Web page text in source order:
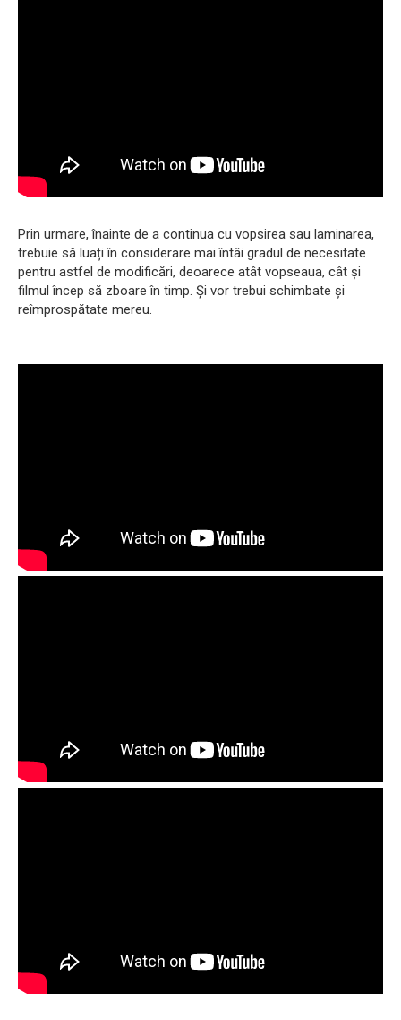
Prin urmare, înainte de a continua cu vopsirea sau laminarea,
trebuie să luați în considerare mai întâi gradul de necesitate
pentru astfel de modificări, deoarece atât vopseaua, cât și
filmul încep să zboare în timp. Și vor trebui schimbate și
reîmprospătate mereu.